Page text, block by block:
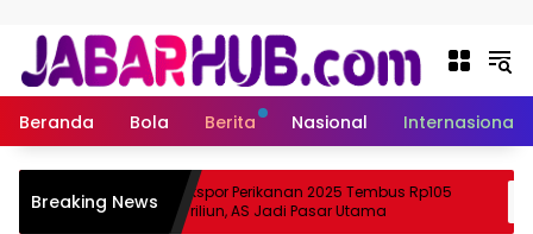
Beranda Bola Berita Nasional Internasional
Breaking News
Suzuki?
Ekspor Perikanan 2025 Tembus Rp105
Triliun, AS Jadi Pasar Utama